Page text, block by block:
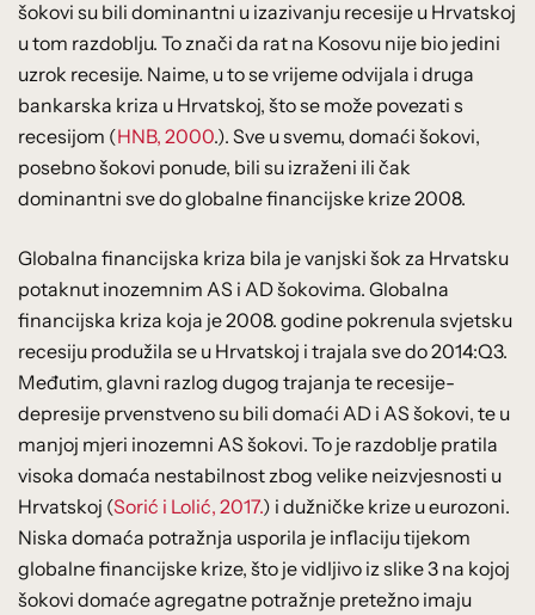
šokovi su bili dominantni u izazivanju recesije u Hrvatskoj
u tom razdoblju. To znači da rat na Kosovu nije bio jedini
uzrok recesije. Naime, u to se vrijeme odvijala i druga
bankarska kriza u Hrvatskoj, što se može povezati s
recesijom (HNB, 2000.). Sve u svemu, domaći šokovi,
posebno šokovi ponude, bili su izraženi ili čak
dominantni sve do globalne financijske krize 2008.
Globalna financijska kriza bila je vanjski šok za Hrvatsku
potaknut inozemnim AS i AD šokovima. Globalna
financijska kriza koja je 2008. godine pokrenula svjetsku
recesiju produžila se u Hrvatskoj i trajala sve do 2014:Q3.
Međutim, glavni razlog dugog trajanja te recesije-
depresije prvenstveno su bili domaći AD i AS šokovi, te u
manjoj mjeri inozemni AS šokovi. To je razdoblje pratila
visoka domaća nestabilnost zbog velike neizvjesnosti u
Hrvatskoj (Sorić i Lolić, 2017.) i dužničke krize u eurozoni.
Niska domaća potražnja usporila je inflaciju tijekom
globalne financijske krize, što je vidljivo iz slike 3 na kojoj
šokovi domaće agregatne potražnje pretežno imaju